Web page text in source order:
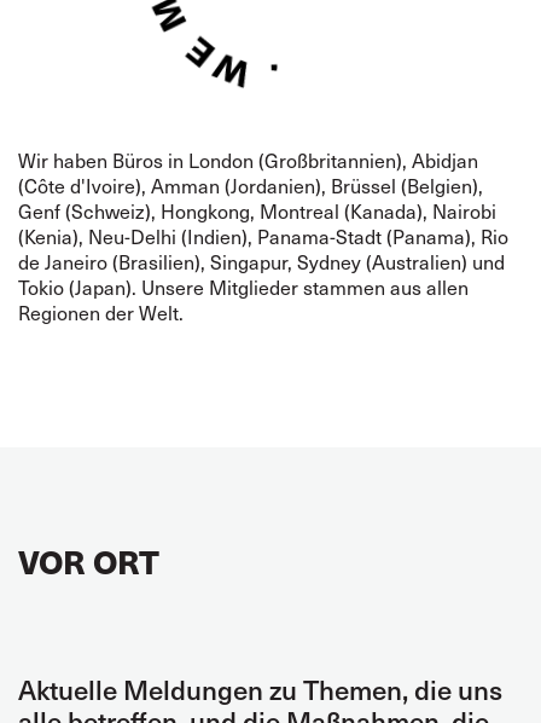
Wir haben Büros in London (Großbritannien), Abidjan
(Côte d'Ivoire), Amman (Jordanien), Brüssel (Belgien),
Genf (Schweiz), Hongkong, Montreal (Kanada), Nairobi
(Kenia), Neu-Delhi (Indien), Panama-Stadt (Panama), Rio
de Janeiro (Brasilien), Singapur, Sydney (Australien) und
Tokio (Japan). Unsere Mitglieder stammen aus allen
Regionen der Welt.
VOR ORT
Aktuelle Meldungen zu Themen, die uns